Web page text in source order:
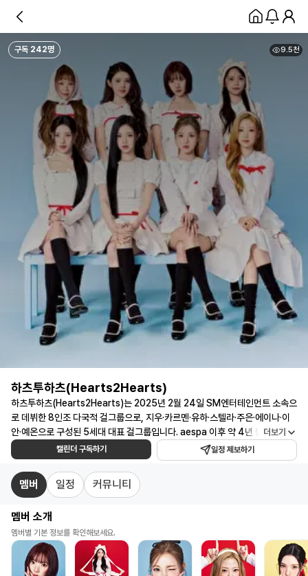
하츠투하츠(Hearts2Hearts)
일
정
캘
트
·
팬
하츠투하츠(Hearts2Hearts)는 2025년 2월 24일 SM엔터테인먼트 소속으
로 데뷔한 8인조 다국적 걸그룹으로, 지우·카르멘·유하·스텔라·주은·에이나·이
안·예온으로 구성된 5세대 대표 걸그룹입니다. aespa 이후 약 4년 만에 선보
인 SM의 새 걸그룹이자 SM 최초의 8인조 그룹인 하츠투하츠는, 데뷔곡 'The
Chase'를 시작으로 'STYLE', 'FOCUS', 'RUDE!' 등 연속 히트곡으로 '쿨 앤
시크' 감성의 신드롬을 만든 SM 차세대 주자입니다. 역대 대한민국 걸그룹 데
뷔 음반 초동 1위 기록을 세우고 2025 MAMA 어워즈·MMA·서울가요대상 등
직 어워드 K-POP 베스트 신인상 후보에도 오른 글로벌 라이징 아이콘입니다.
2026년 2월 디지털 싱글 'RUDE!' 앨범으로 데뷔 이래 첫 지상파 음악방송 1위
수상에 이어 서울 첫 팬미팅 'HEARTS 2 HOUSE', 뉴욕·LA·자카르타 북미·아
시아 쇼케이스 투어까지 이어가며 글로벌 행보를 확장하고 있습니다. 하츠투하
더보기
캘린더 구독하기 일정 제보하기
구독 242명 9.5천
멤버 일정 커뮤니티
멤버 소개
멤버별 기본 정보를 확인해보세요.